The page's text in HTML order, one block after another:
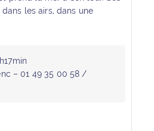
les airs, dans une
– 01 49 35 00 58 /